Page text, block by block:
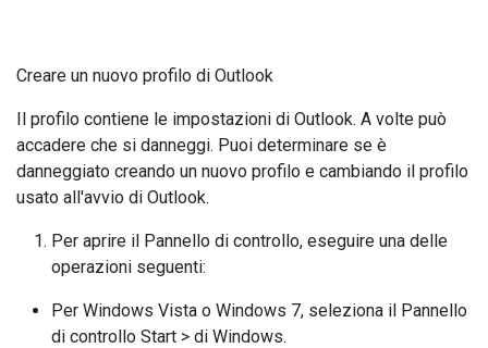
Creare un nuovo profilo di Outlook
Il profilo contiene le impostazioni di Outlook. A volte può
accadere che si danneggi. Puoi determinare se è
danneggiato creando un nuovo profilo e cambiando il profilo
usato all'avvio di Outlook.
Per aprire il Pannello di controllo, eseguire una delle
operazioni seguenti:
Per Windows Vista o Windows 7, seleziona il Pannello
di controllo Start > di Windows.